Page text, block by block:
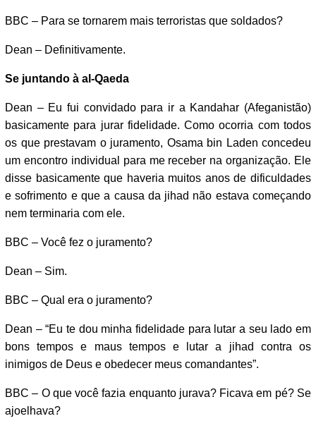
BBC – Para se tornarem mais terroristas que soldados?
Dean – Definitivamente.
Se juntando à al-Qaeda
Dean – Eu fui convidado para ir a Kandahar (Afeganistão)
basicamente para jurar fidelidade. Como ocorria com todos
os que prestavam o juramento, Osama bin Laden concedeu
um encontro individual para me receber na organização. Ele
disse basicamente que haveria muitos anos de dificuldades
e sofrimento e que a causa da jihad não estava começando
nem terminaria com ele.
BBC – Você fez o juramento?
Dean – Sim.
BBC – Qual era o juramento?
Dean – “Eu te dou minha fidelidade para lutar a seu lado em
bons tempos e maus tempos e lutar a jihad contra os
inimigos de Deus e obedecer meus comandantes”.
BBC – O que você fazia enquanto jurava? Ficava em pé? Se
ajoelhava?